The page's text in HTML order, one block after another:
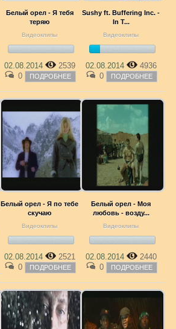
Белый орел - Я тебя
теряю
Видеоклипы
02.08.2014
2539
0
ПОДРОБНЕЕ
Sushy ft. Buffering Inc. -
In T...
Видеоклипы
02.08.2014
4936
0
ПОДРОБНЕЕ
Белый орел - Я по тебе
скучаю
Видеоклипы
02.08.2014
2521
0
ПОДРОБНЕЕ
Белый орел - Моя
любовь - возду...
Видеоклипы
02.08.2014
2440
0
ПОДРОБНЕЕ